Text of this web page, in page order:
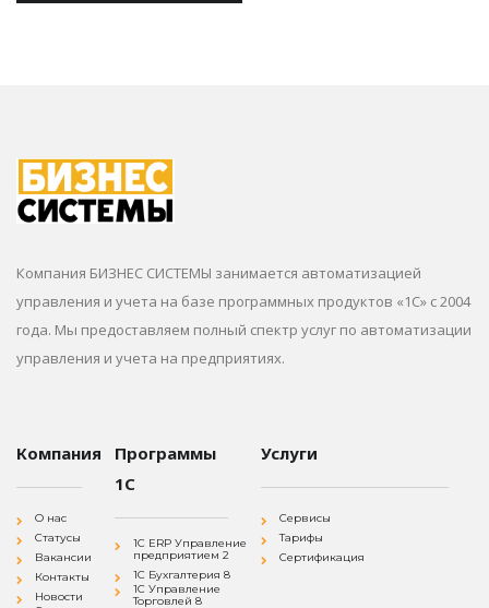
Компания БИЗНЕС СИСТЕМЫ занимается автоматизацией
управления и учета на базе программных продуктов «1С» с 2004
года. Мы предоставляем полный спектр услуг по автоматизации
управления и учета на предприятиях.
Компания
О нас
Статусы
Вакансии
Контакты
Новости
Программы
1С
1С ERP Управление
предприятием 2
1С Бухгалтерия 8
1С Управление
Торговлей 8
Услуги
Сервисы
Тарифы
Сертификация